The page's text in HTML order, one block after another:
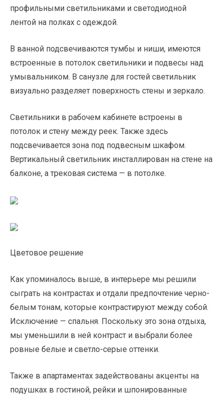
профильными светильниками и светодиодной
лентой на полках с одеждой.
В ванной подсвечиваются тумбы и ниши, имеются
встроенные в потолок светильники и подвесы над
умывальником. В санузле для гостей светильник
визуально разделяет поверхность стены и зеркало.
Светильники в рабочем кабинете встроены в
потолок и стену между реек. Также здесь
подсвечивается зона под подвесным шкафом.
Вертикальный светильник инсталлирован на стене на
балконе, а трековая система — в потолке.
Цветовое решение
Как упоминалось выше, в интерьере мы решили
сыграть на контрастах и отдали предпочтение черно-
белым тонам, которые контрастируют между собой.
Исключение — спальня. Поскольку это зона отдыха,
мы уменьшили в ней контраст и выбрали более
ровные белые и светло-серые оттенки.
Также в апартаментах задействованы акценты на
подушках в гостиной, рейки и шпонированные